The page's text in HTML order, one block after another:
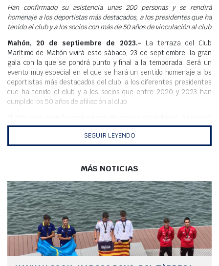
Han confirmado su asistencia unas 200 personas y se rendirá
homenaje a los deportistas más destacados, a los presidentes que ha
tenido el club y a los socios con más de 50 años de vinculación al club
Mahón, 20 de septiembre de 2023.- La terraza del Club
Marítimo de Mahón vivirá este sábado, 23 de septiembre, la gran
gala con la que se pondrá punto y final a la temporada. Será un
evento muy especial en el que se hará un sentido homenaje a los
deportistas más destacados del club, a los diferentes presidentes
que ha tenido el club y a los socios que entre 2020 y 2023 han
cumplido los 50 años de afiliación al club.
el sábado a las 19.30 horas y está abierto a las personas vinculadas
con el club que quieran disfrutar de un rato agradable y emotivo.
Además, desde las diferentes secciones se han preparado algunas
simbólico punto y final a una temporada cargada de éxitos
SEGUIR LEYENDO
MÁS NOTICIAS